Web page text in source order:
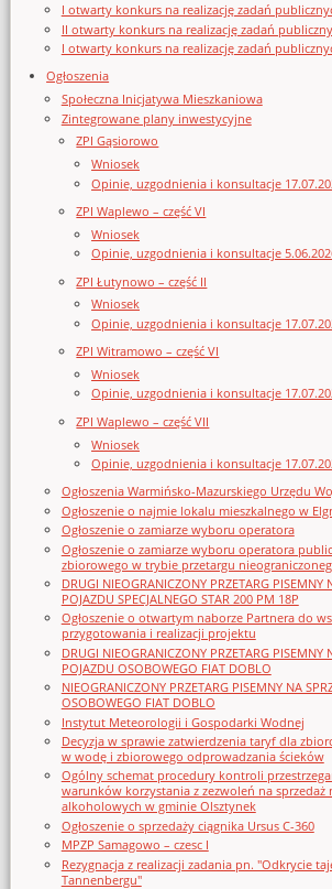
I otwarty konkurs na realizację zadań
II otwarty konkurs na realizację zadań
I otwarty konkurs na realizację zadań
Ogłoszenia
Społeczna Inicjatywa Mieszkaniowa
Zintegrowane plany inwestycyjne
ZPI Gąsiorowo
Wniosek
Opinie, uzgodnienia i konsultacje
ZPI Waplewo – część VI
Wniosek
Opinie, uzgodnienia i konsultacje
ZPI Łutynowo – część II
Wniosek
Opinie, uzgodnienia i konsultacje
ZPI Witramowo – część VI
Wniosek
Opinie, uzgodnienia i konsultacje
ZPI Waplewo – część VII
Wniosek
Opinie, uzgodnienia i konsultacje
Ogłoszenia Warmińsko-Mazurskiego Urzędu
Ogłoszenie o najmie lokalu mieszkalnego w
Ogłoszenie o zamiarze wyboru operatora
Ogłoszenie o zamiarze wyboru operatora
zbiorowego w trybie przetargu
DRUGI NIEOGRANICZONY PRZETARG PISEMNY
POJAZDU SPECJALNEGO STAR 200 PM 18P
Ogłoszenie o otwartym naborze Partnera do
przygotowania i realizacji projektu
DRUGI NIEOGRANICZONY PRZETARG PISEMNY
POJAZDU OSOBOWEGO FIAT DOBLO
NIEOGRANICZONY PRZETARG PISEMNY NA
OSOBOWEGO FIAT DOBLO
Instytut Meteorologii i Gospodarki Wodnej
Decyzja w sprawie zatwierdzenia taryf dla
w wodę i zbiorowego odprowadzania ścieków
Ogólny schemat procedury kontroli
warunków korzystania z zezwoleń na sprzedaż
alkoholowych w gminie Olsztynek
Ogłoszenie o sprzedaży ciągnika Ursus C-360
MPZP Samagowo – czesc I
Rezygnacja z realizacji zadania pn. "Odkrycie
Tannenbergu"